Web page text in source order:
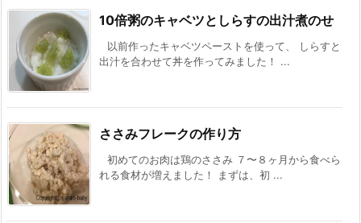
10倍粥のキャベツとしらすの出汁煮のせ
以前作ったキャベツペーストを使って、 しらすと
出汁を合わせて丼を作ってみました！ ...
ささみフレークの作り方
初めてのお肉は鶏のささみ ７〜８ヶ月から食べら
れる食材が増えました！ まずは、初 ...